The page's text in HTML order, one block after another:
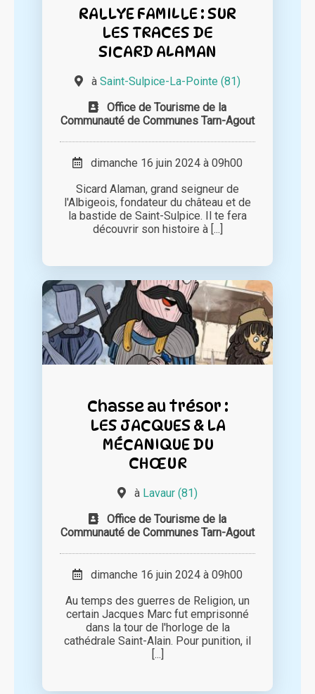
RALLYE FAMILLE : SUR
LES TRACES DE
SICARD ALAMAN
à Saint-Sulpice-La-Pointe (81)
Office de Tourisme de la
Communauté de Communes Tarn-Agout
dimanche 16 juin 2024 à 09h00
Sicard Alaman, grand seigneur de
l'Albigeois, fondateur du château et de
la bastide de Saint-Sulpice. Il te fera
découvrir son histoire à [...]
Chasse au trésor :
LES JACQUES & LA
MÉCANIQUE DU
CHŒUR
à Lavaur (81)
Office de Tourisme de la
Communauté de Communes Tarn-Agout
dimanche 16 juin 2024 à 09h00
Au temps des guerres de Religion, un
certain Jacques Marc fut emprisonné
dans la tour de l'horloge de la
cathédrale Saint-Alain. Pour punition, il
[...]